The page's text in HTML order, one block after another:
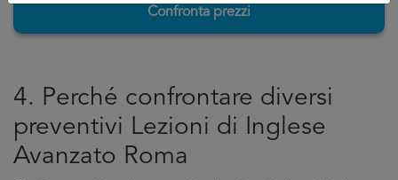
Confronta prezzi
4. Perché confrontare diversi
preventivi Lezioni di Inglese
Avanzato Roma